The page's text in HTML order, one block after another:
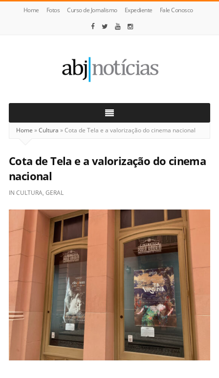
Home Fotos Curso de Jornalismo Expediente Fale Conosco
Notícias
Home »Cultura »Cota de Tela e a valorização do cinema nacional
Cota de Tela e a valorização do cinema
nacional
IN CULTURA, GERAL